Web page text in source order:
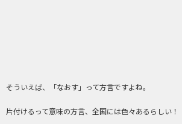
そういえば、「なおす」って方言ですよね。
片付けるって意味の方言、全国には色々あるらしい！